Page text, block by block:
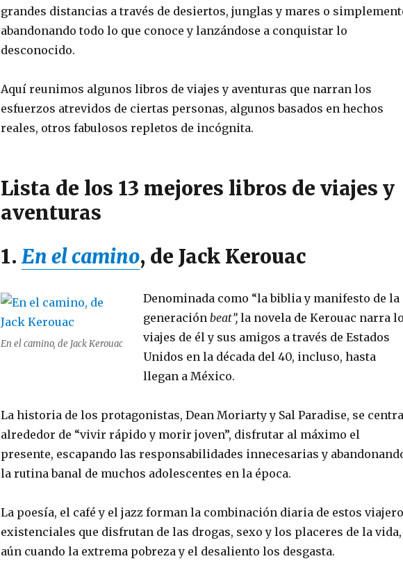
grandes distancias a través de desiertos, junglas y mares o
abandonando todo lo que conoce y lanzándose a conquistar lo
desconocido.
Aquí reunimos algunos libros de viajes y aventuras que narran los
esfuerzos atrevidos de ciertas personas, algunos basados en hechos
reales, otros fabulosos repletos de incógnita.
Lista de los 13 mejores libros de viajes y
aventuras
1.En el camino, de Jack Kerouac
En el camino, de Jack Kerouac
Denominada como “la biblia y manifesto de la
generación beat”, la novela de Kerouac narra
viajes de él y sus amigos a través de Estados
Unidos en la década del 40, incluso, hasta
llegan a México.
La historia de los protagonistas, Dean Moriarty y Sal Paradise, se centra
alrededor de “vivir rápido y morir joven”, disfrutar al máximo el
presente, escapando las responsabilidades innecesarias y
la rutina banal de muchos adolescentes en la época.
La poesía, el café y el jazz forman la combinación diaria de estos
existenciales que disfrutan de las drogas, sexo y los placeres de la vida,
aún cuando la extrema pobreza y el desaliento los desgasta.